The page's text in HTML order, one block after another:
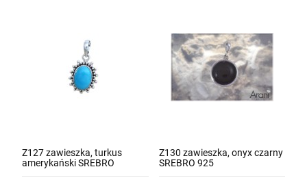
Z127 zawieszka, turkus
amerykański SREBRO
Z130 zawieszka, onyx czarny
SREBRO 925